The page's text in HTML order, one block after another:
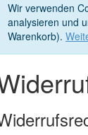
Wir verwenden
analysieren und
Warenkorb).